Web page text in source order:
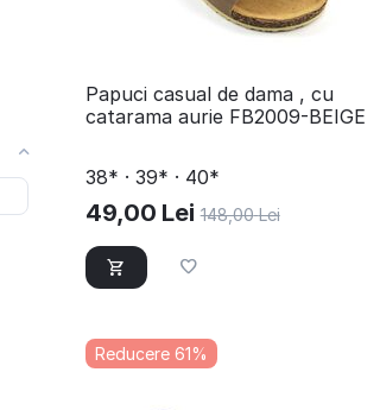
​Papuci casual de dama , cu
catarama aurie FB2009-BEIGE
38* · 39* · 40*
49,00 Lei 148,00 Lei
Reducere 61%